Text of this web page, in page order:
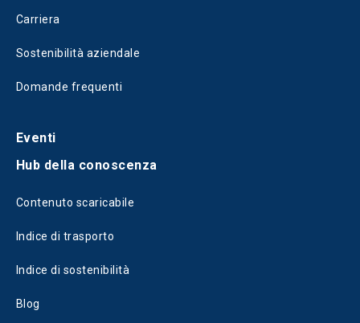
Carriera
Sostenibilità aziendale
Domande frequenti
Eventi
Hub della conoscenza
Contenuto scaricabile
Indice di trasporto
Indice di sostenibilità
Blog